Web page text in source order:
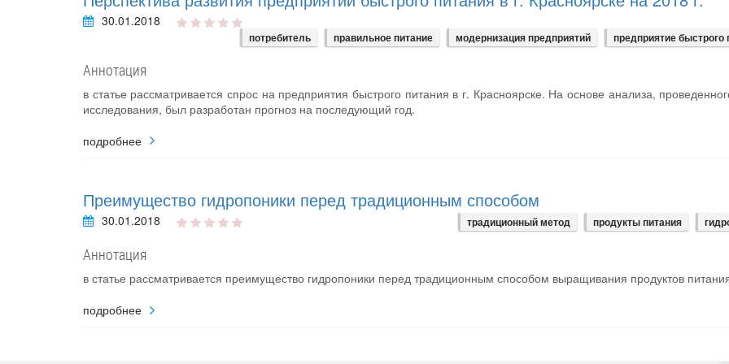
30.01.2018
потребитель правильное питание модернизация предприятий предприятие быстрого
Аннотация
в статье рассматривается спрос на предприятия быстрого питания в г. Красноярске. На основе анализа,
исследования, был разработан прогноз на последующий год.
подробнее
Преимущество гидропоники перед традиционным способом
30.01.2018 традиционный метод продукты питания
Аннотация
в статье рассматривается преимущество гидропоники перед традиционным способом выращивания продуктов
подробнее